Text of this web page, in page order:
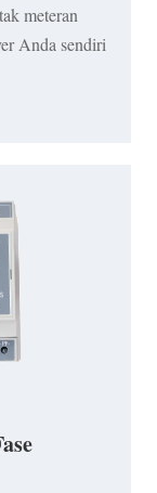
meteran
Anda sendiri